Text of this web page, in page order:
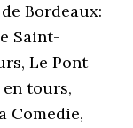
Bordeaux:
Saint-
Le Pont
en tours‎,
Comedie,